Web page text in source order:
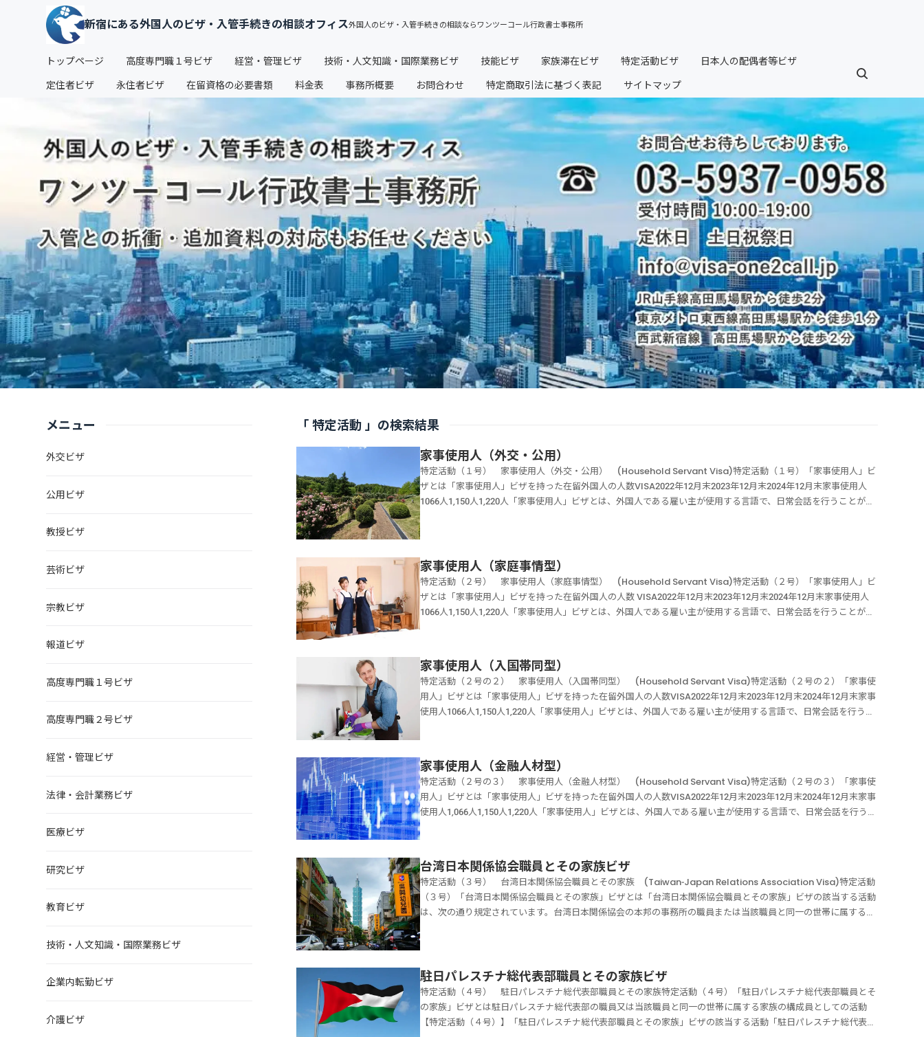
新宿にある外国人のビザ・入管手続きの相談オフィス
トップページ 高度専門職１号ビザ 経営・管理ビザ 技術・人文知識・国際業務ビザ 技能ビザ 家族滞在ビザ 特定活動ビザ
日本人の配偶者等ビザ
定住者ビザ
永住者ビザ 在留資格の必要書類 料金表 事務所概要 お問合わせ 特定商取引法に基づく表記 サイトマップ
「 特定活動 」の検索結果
家事使用人（外交・公用）
特定活動（１号） 家事使用人（外交・公用） (Household Servant Visa)特定活動（１号）「家事使用人」ビ
ザとは「家事使用人」ビザを持った在留外国人の人数VISA2022年12月末2023年12月末2024年12月末家事使用人
1066人1,150人1,220人「家事使用人」ビザとは、外国人である雇い主が使用する言語で、日常会話を行うことがで
「家事使用人」ビザです。しかし、家事使用人の問題というより、雇用主の問題になるビザなので細かいところの
注意が必要です。「家事使用人」ビザには次の４つの種類があります。特定活動（１号）外交官等の家事使用人特
定活動（２号）家庭事情型として「高度専門職」、「経営・管理」、「法律・会計業務」の家事使用人特定活動
（２号の２)入国帯同型として「高度専門職」の家事使用人特定活動（２号の３）高度金融人材の家事使用人があ
会話を行うことができる個人的使用人として雇用された１８歳以上の者が、当該雇用した外国人の家事に従事する
活動【特定活動（１号）】「家事使用人（外交・公用）」ビザは、特定活動（１号）で、雇用主である外交官や外
国政府の公務に従事する外国人の家事に従事する活動をするために設けられた在留資格です。ただし、行うことが
できる活動は、雇用主たる外国人の家事に従事するものに限定され、これ以外の収入を伴う事業を運営する活動又
留資格等は次の通りです。【別表第１】日本国政府が接受した外交官又は領事官条約又は国際慣行により外交使節
と同様の特権及び免除を受ける者申請人以外に家事使用人を雇用していない日本国政府の承認した外国政府又は国
際機関の公務に従事する者（外交官及び領事官を除く。）申請人以外に家事使用人を雇用していない台湾日本関係
協会の本邦の事務所の代表又は副代表申請人以外に家事使用人を雇用していない駐日パレスチナ総代表部の代表申
請人以外に家事使用人を雇用していない少佐以上の階級にある日本国とアメリカ合衆国との間の相互協力及び安全
年条約第１２号）第１条（e）に規定する国際連合の軍隊の構成員家事使用人（外交・公用）の要件は家事使用人
（外交・公用）の要件は次の通りです。年齢が１８歳以上であること雇用主との意思疎通が可能な語学能力を有し
ていること雇用主が【別表１】の➊から➏までのいずれかに該当していること雇用主が【別表１】の❸から➏まで
のいずれかに該当する場合は、申請人以外に家事使用人（常勤又は非常勤の日本人を含む。）を雇用していないこ
完全成功報酬制】で、あなたのビザ申請を全力でサポートいたします。メッセージは24時間いつでも送信して大丈
夫です。03-5937-0958受付時間10：00～19：00（定休日 土日祝祭日）当事務所は【着手金0円・完全成功報酬制】
で、あなたのビザ申請を全力でサポートいたします。
家事使用人（家庭事情型）
特定活動（２号） 家事使用人（家庭事情型） (Household Servant Visa)特定活動（２号）「家事使用人」ビ
ザとは「家事使用人」ビザを持った在留外国人の人数 VISA2022年12月末2023年12月末2024年12月末家事使用人
1066人1,150人1,220人「家事使用人」ビザとは、外国人である雇い主が使用する言語で、日常会話を行うことがで
世話をするものが、事情がよくわかっている者を雇いたいというニーズにこたえるべく、誕生した特定活動告示の
「家事使用人」ビザです。しかし、家事使用人の問題というより、雇用主の問題になるビザなので細かいところの
注意が必要です。「家事使用人」ビザには次の４つの種類があります。特定活動（１号）外交官等の家事使用人特
定活動（２号）家庭事情型として「高度専門職」、「経営・管理」、「法律・会計業務」の家事使用人特定活動
（２号の２)入国帯同型として「高度専門職」の家事使用人特定活動（２号の３）高度金融人材の家事使用人があ
変更は、ある程度認められます。家事使用人（家庭事情型）ビザの該当する活動「家事使用人（家庭事情型）」と
は、特定活動（２号）で、「高度専門職」外国人、「経営・管理ビザ」、「法律・会計業務ビザ」を持っている外
国人である雇用主の家事に従事する活動をするための在留資格です。ただし、行うことができる活動は、雇用主た
る外国人の家事に従事するものに限定され、これ以外の収入を伴う事業を運営する活動又は報酬を受ける活動に従
門職外国人で、申請の時点において、１３歳未満の子又は病気等により日常の家事に従事することができない配偶
者を有し、かつ、世帯年収が１０００万円以上であるもの（２） 申請人以外に家事使用人を雇用していない法別
表第１の２の表の「経営・管理」の在留資格をもって在留する事業所の長又はこれに準ずる地位にある者で、申請
の時点において、１３歳未満の子又は病気等により日常の家事に従事することができない配偶者を有するもの
主」の要件は、次の通りです。申請の時点において１３歳未満の子日常の家事に従事することができない配偶者を
有する※申請人以外に家事使用人を雇用していないことが必要※高度専門職外国人の場合は、世帯年収１０００万
円以上が必要になります。※「経営・管理」ビザを持って在留している事業所の長またはこれに準ずる地位がある
ことが必要※「法律・会計業務」ビザを持って在留している事業所の長またはこれに準ずる地位があることが必要
家事使用人（入国帯同型）
特定活動（２号の２） 家事使用人（入国帯同型） (Household Servant Visa)特定活動（２号の２）「家事使
用人」ビザとは「家事使用人」ビザを持った在留外国人の人数VISA2022年12月末2023年12月末2024年12月末家事
使用人1066人1,150人1,220人「家事使用人」ビザとは、外国人である雇い主が使用する言語で、日常会話を行うこ
回りの世話をするものが、事情がよくわかっている者を雇いたいというニーズにこたえるべく、誕生した特定活動
告示の「家事使用人」ビザです。しかし、家事使用人の問題というより、雇用主の問題になるビザなので細かいと
ころの注意が必要です。「家事使用人」ビザには次の４つの種類があります。特定活動（１号）外交官等の家事使
用人特定活動（２号）家庭事情型として「高度専門職」、「経営・管理」、「法律・会計業務」の家事使用人特定
活動（２号の２)入国帯同型として「高度専門職」の家事使用人特定活動（２号の３）高度金融人材の家事使用人
（２号の２）で、申請人以外に家事使用人を雇用していない「高度専門職」の在留資格がある外国人と同時期また
は後日に入国し、その雇用主の家事に従事する活動するための在留資格です。ただし、行うことができる活動は、
雇用主たる外国人の家事に従事するものに限定され、これ以外の収入を伴う事業を運営する活動又は報酬を受ける
活動に従事することはできません。「家事使用人（入国帯同型）」は、高度人材に対する出入国管理上の優遇措置
地位にあること、雇用主に１３歳未満の子またた病気などにより日常家事ができない配偶者がいることを要しない
点で要件が緩和されています。 申請人以外に家事使用人を雇用していない法別表第１の２の表の高度専門職の在
留資格をもって在留する外国人（以下「高度専門職 （入国帯同型）外国人」という。）（申請の時点において、当
該高度専門職外国人が受ける報酬の年額と、当該高度専門職外国人の配偶者が受ける報酬の年額とを合算した額
（以下「世帯年収」という。）が１０００万円以上であるものに限る。）に当該高度専門職外国人が使用する言語
家事使用人（金融人材型）
特定活動（２号の３） 家事使用人（金融人材型） (Household Servant Visa)特定活動（２号の３）「家事使
用人」ビザとは「家事使用人」ビザを持った在留外国人の人数VISA2022年12月末2023年12月末2024年12月末家事
使用人1,066人1,150人1,220人「家事使用人」ビザとは、外国人である雇い主が使用する言語で、日常会話を行うこ
回りの世話をするものが、事情がよくわかっている者を雇いたいというニーズにこたえるべく、誕生した特定活動
告示の「家事使用人」ビザです。しかし、家事使用人の問題というより、雇用主の問題になるビザなので細かいと
ころの注意が必要です。「家事使用人」ビザには次の４つの種類があります。特定活動（１号）外交官等の家事使
用人特定活動（２号）家庭事情型として「高度専門職」、「経営・管理」、「法律・会計業務」の家事使用人特定
活動（２号の２)入国帯同型として「高度専門職」の家事使用人特定活動（２号の３）高度金融人材の家事使用人
規定する投資運用業に係る業務に従事している高度専門職外国人の家事に従事する活動をするための在留資格で
す。家事使用人（金融人材型）は、家庭事情型（特定活動告示２号）や入国帯同型（特定活動告示２号の２）に比
べて、転居前の雇用や家庭の事情などの要件がありませんので、より優遇されているといわれています。家事使用
人（金融人材型）の要件とは「高度専門職」の外国人の要件は、次の通りです。次のいずれにも該当する「高度専
台湾日本関係協会職員とその家族ビザ
特定活動（３号） 台湾日本関係協会職員とその家族 (Taiwan-Japan Relations Association Visa)特定活動
（３号）「台湾日本関係協会職員とその家族」ビザとは「台湾日本関係協会職員とその家族」ビザの該当する活動
は、次の通り規定されています。台湾日本関係協会の本邦の事務所の職員または当該職員と同一の世帯に属する家
に限り収入を伴う事業を運営する活動または報酬を受ける活動を行うことができます。「台湾日本関係協会職員」
の家族は、「家族滞在」と範囲が同じです。よって「外交」や「公用」と違い、内縁の配偶者や同性婚の配偶者は
該当しません。「台湾日本関係協会職員とその家族」ビザの在留期間は、原則５年間になります。ただし、予定滞
在期間が３年以内の場合は、３年になります。「台湾日本関係協会職員とその家族」ビザは、次のような特別な取
駐日パレスチナ総代表部職員とその家族ビザ
特定活動（４号） 駐日パレスチナ総代表部職員とその家族特定活動（４号）「駐日パレスチナ総代表部職員とそ
の家族」ビザとは駐日パレスチナ総代表部の職員又は当該職員と同一の世帯に属する家族の構成員としての活動
【特定活動（４号）】「駐日パレスチナ総代表部職員とその家族」ビザの該当する活動「駐日パレスチナ総代表部
メニュー
外交ビザ
公用ビザ
教授ビザ
芸術ビザ
宗教ビザ
報道ビザ
高度専門職１号ビザ
高度専門職２号ビザ
経営・管理ビザ
法律・会計業務ビザ
医療ビザ
研究ビザ
教育ビザ
技術・人文知識・国際業務ビザ
企業内転勤ビザ
介護ビザ